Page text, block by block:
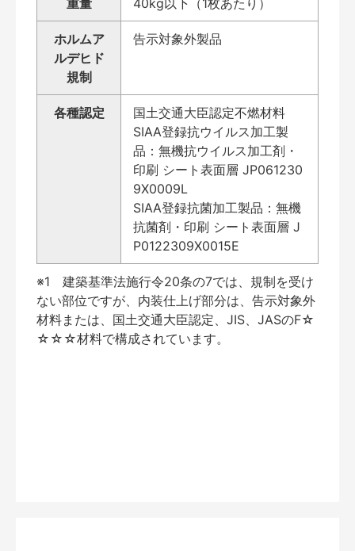
ホルムア
ルデヒド
規制
告示対象外製品
各種認定
国土交通大臣認定不燃材料
SIAA登録抗ウイルス加工製
品：無機抗ウイルス加工剤・
印刷 シート表面層 JP061230
9X0009L
SIAA登録抗菌加工製品：無機
抗菌剤・印刷 シート表面層 J
P0122309X0015E
※1 建築基準法施行令20条の7では、規制を受け
ない部位ですが、内装仕上げ部分は、告示対象外
材料または、国土交通大臣認定、JIS、JASのF☆
☆☆☆材料で構成されています。